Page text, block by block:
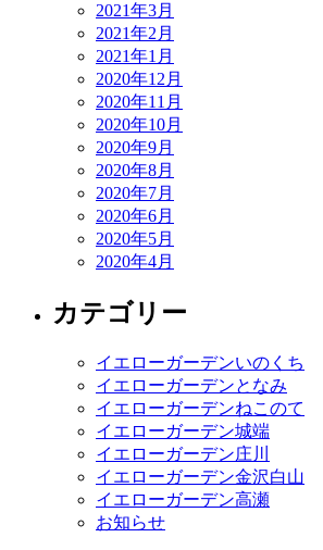
2021年3月
2021年2月
2021年1月
2020年12月
2020年11月
2020年10月
2020年9月
2020年8月
2020年7月
2020年6月
2020年5月
2020年4月
カテゴリー
イエローガーデンいのくち
イエローガーデンとなみ
イエローガーデンねこのて
イエローガーデン城端
イエローガーデン庄川
イエローガーデン金沢白山
イエローガーデン高瀬
お知らせ